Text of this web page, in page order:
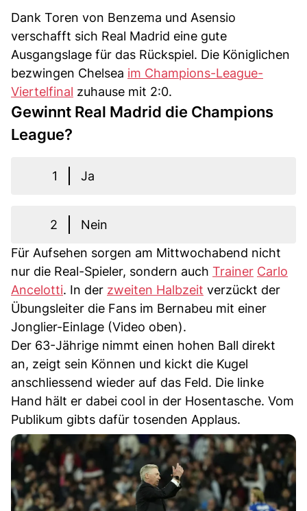
Dank Toren von Benzema und Asensio
verschafft sich Real Madrid eine gute
Ausgangslage für das Rückspiel. Die Königlichen
bezwingen Chelsea im Champions-League-
Viertelfinal zuhause mit 2:0.
Gewinnt Real Madrid die Champions
League?
1 Ja
2
Nein
Für Aufsehen sorgen am Mittwochabend nicht
nur die Real-Spieler, sondern auch Trainer Carlo
Ancelotti. In der zweiten Halbzeit verzückt der
Übungsleiter die Fans im Bernabeu mit einer
Jonglier-Einlage (Video oben).
Der 63-Jährige nimmt einen hohen Ball direkt
an, zeigt sein Können und kickt die Kugel
anschliessend wieder auf das Feld. Die linke
Hand hält er dabei cool in der Hosentasche. Vom
Publikum gibts dafür tosenden Applaus.